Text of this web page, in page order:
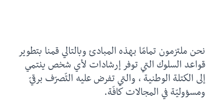
نحن ملتزمون تمامًا بهذه المبادئ وبالتالي قمنا بتطوير
قواعد السلوك التي توفر إرشادات لأي شخص ينتمي
إلى الكتلة الوطنية ، والتي تفرض عليه التّصرّف برقيّ
ومسؤوليّة في المجالات كافّة.